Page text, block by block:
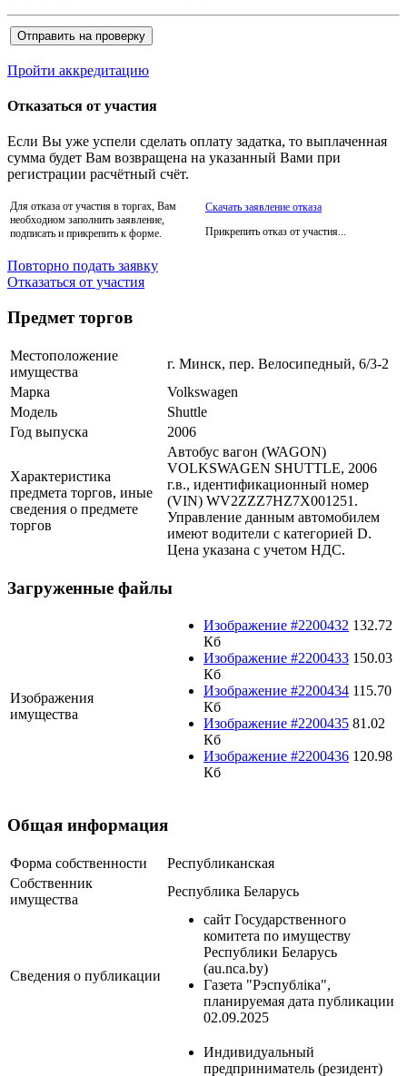
Пройти аккредитацию
Отказаться от участия
Если Вы уже успели сделать оплату задатка, то выплаченная
сумма будет Вам возвращена на указанный Вами при
регистрации расчётный счёт.
Для отказа от участия в торгах, Вам
необходиом заполнить заявление,
подписать и прикрепить к форме.
Скачать заявление отказа
Прикрепить отказ от участия...
Повторно подать заявку
Отказаться от участия
Предмет торгов
Местоположение
имущества
г. Минск, пер. Велосипедный, 6/3-2
Марка
Volkswagen
Модель
Shuttle
Год выпуска
2006
Характеристика
предмета торгов, иные
сведения о предмете
торгов
Автобус вагон (WAGON)
VOLKSWAGEN SHUTTLE, 2006
г.в., идентификационный номер
(VIN) WV2ZZZ7HZ7X001251.
Управление данным автомобилем
имеют водители с категорией D.
Цена указана с учетом НДС.
Загруженные файлы
Изображения
имущества
Изображение #2200432 132.72
Кб
Изображение #2200433 150.03
Кб
Изображение #2200434 115.70
Кб
Изображение #2200435 81.02
Кб
Изображение #2200436 120.98
Кб
Общая информация
Форма собственности
Республиканская
Собственник
имущества
Республика Беларусь
Сведения о публикации
сайт Государственного
комитета по имуществу
Республики Беларусь
(au.nca.by)
Газета "Рэспубліка",
планируемая дата публикации
02.09.2025
Индивидуальный
предприниматель (резидент)